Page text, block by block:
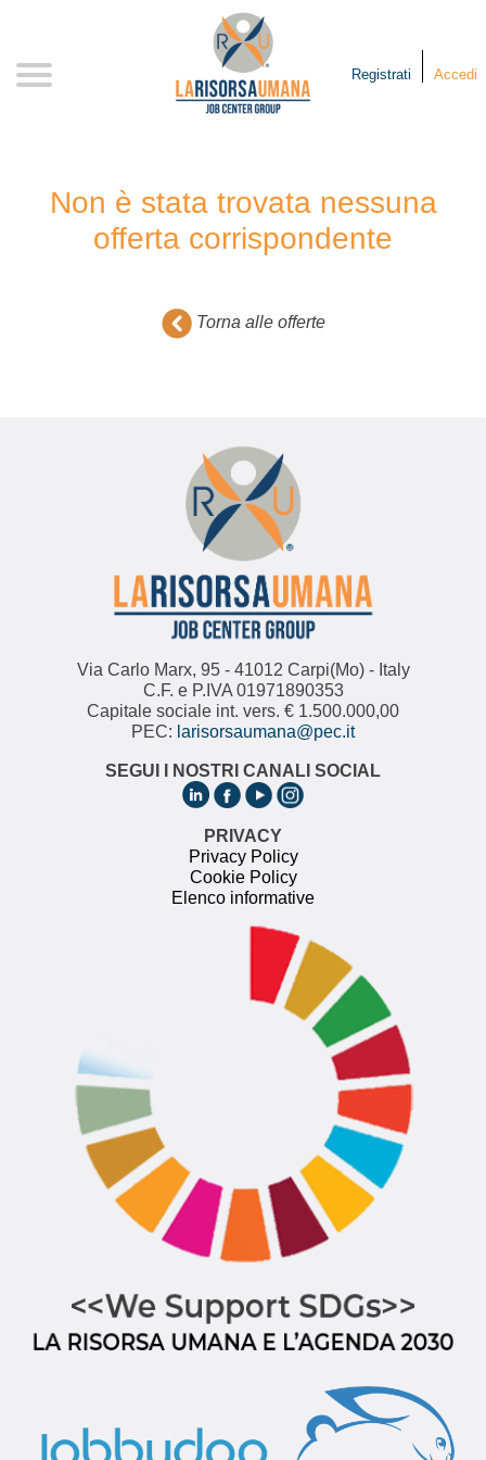
Registrati Accedi
Non è stata trovata nessuna
offerta corrispondente
Torna alle offerte
Via Carlo Marx, 95 - 41012 Carpi(Mo) - Italy
C.F. e P.IVA 01971890353
Capitale sociale int. vers. € 1.500.000,00
PEC: larisorsaumana@pec.it
SEGUI I NOSTRI CANALI SOCIAL
PRIVACY
Privacy Policy
Cookie Policy
Elenco informative